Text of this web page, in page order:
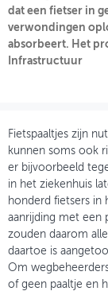
THEMASITES
MIJN
dat een fietser in
verwondingen
absorbeert. Het
Infrastructuur
Fietspaaltjes zijn
kunnen soms ook
er bijvoorbeeld
in het ziekenhuis
honderd fietsers in
aanrijding met een
zouden daarom
daartoe is
Om
of geen paaltje en